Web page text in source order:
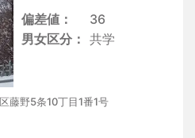
偏差値
36
男女区分
共学
藤野5条10丁目1番1号